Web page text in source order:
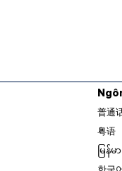
普通
粤语
မြန်မာ
한국